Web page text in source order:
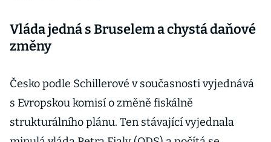
Vláda jedná s Bruselem a chystá daňové
změny
Česko podle Schillerové v současnosti vyjednává
s Evropskou komisí o změně fiskálně
strukturálního plánu. Ten stávající vyjednala